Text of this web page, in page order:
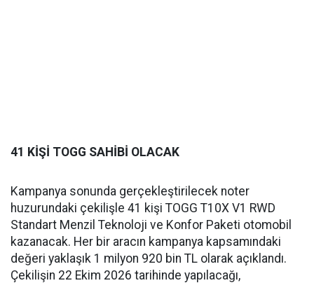
41 KİŞİ TOGG SAHİBİ OLACAK
Kampanya sonunda gerçekleştirilecek noter
huzurundaki çekilişle 41 kişi TOGG T10X V1 RWD
Standart Menzil Teknoloji ve Konfor Paketi otomobil
kazanacak. Her bir aracın kampanya kapsamındaki
değeri yaklaşık 1 milyon 920 bin TL olarak açıklandı.
Çekilişin 22 Ekim 2026 tarihinde yapılacağı,